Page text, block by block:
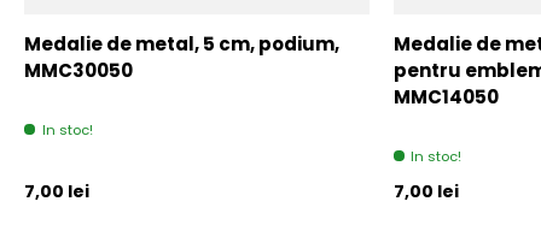
Medalie de metal, 5 cm, podium,
MMC30050
In stoc!
Pret initial
7,00 lei
Medalie de
pentru
MMC14050
In stoc!
Pret initial
7,00 lei